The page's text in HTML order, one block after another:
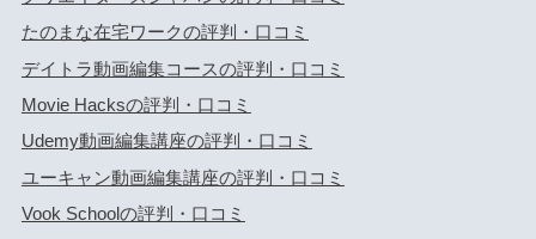
たのまな在宅ワークの評判・口コミ
デイトラ動画編集コースの評判・口コミ
Movie Hacksの評判・口コミ
Udemy動画編集講座の評判・口コミ
ユーキャン動画編集講座の評判・口コミ
Vook Schoolの評判・口コミ